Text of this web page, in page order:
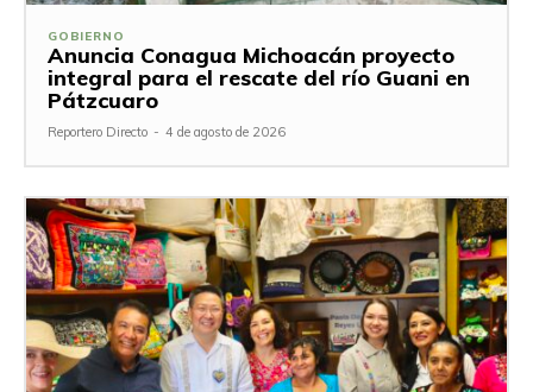
GOBIERNO
Anuncia Conagua Michoacán proyecto
integral para el rescate del río Guani en
Pátzcuaro
Reportero Directo - 4 de agosto de 2026